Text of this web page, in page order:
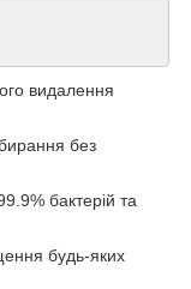
видалення
без
бактерій та
будь-яких